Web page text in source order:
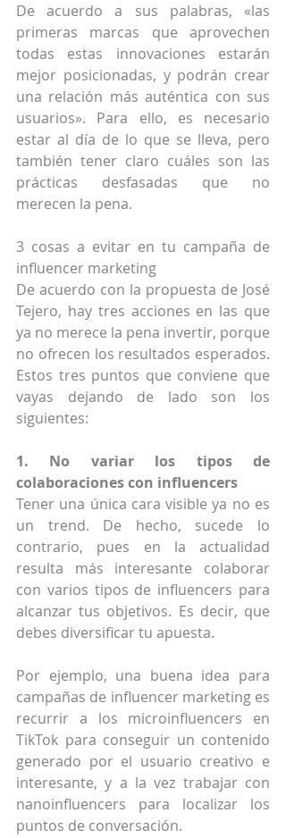
De acuerdo a sus palabras, «las
primeras marcas que aprovechen
todas estas innovaciones estarán
mejor posicionadas, y podrán crear
una relación más auténtica con sus
usuarios». Para ello, es necesario
estar al día de lo que se lleva, pero
también tener claro cuáles son las
prácticas desfasadas que no
merecen la pena.
3 cosas a evitar en tu campaña de
influencer marketing
De acuerdo con la propuesta de José
Tejero, hay tres acciones en las que
ya no merece la pena invertir, porque
no ofrecen los resultados esperados.
Estos tres puntos que conviene que
vayas dejando de lado son los
siguientes:
1. No variar los tipos de
colaboraciones con influencers
Tener una única cara visible ya no es
un trend. De hecho, sucede lo
contrario, pues en la actualidad
resulta más interesante colaborar
con varios tipos de influencers para
alcanzar tus objetivos. Es decir, que
debes diversificar tu apuesta.
Por ejemplo, una buena idea para
campañas de influencer marketing es
recurrir a los microinfluencers en
TikTok para conseguir un contenido
generado por el usuario creativo e
interesante, y a la vez trabajar con
nanoinfluencers para localizar los
puntos de conversación.